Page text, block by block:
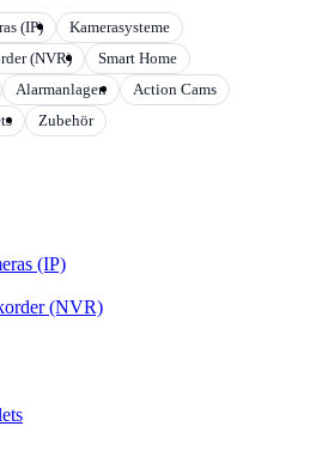
(IP)
Kamerasysteme
(NVR)
Smart Home
Alarmanlagen
Action Cams
Zubehör
(IP)
(NVR)